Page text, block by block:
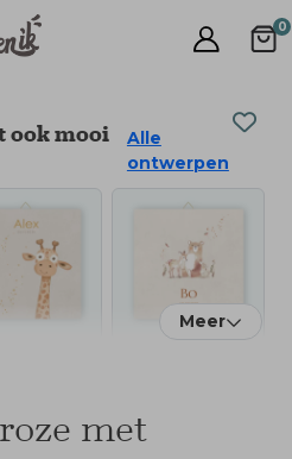
0
ook mooi
Alle
ontwerpen
Meer
met